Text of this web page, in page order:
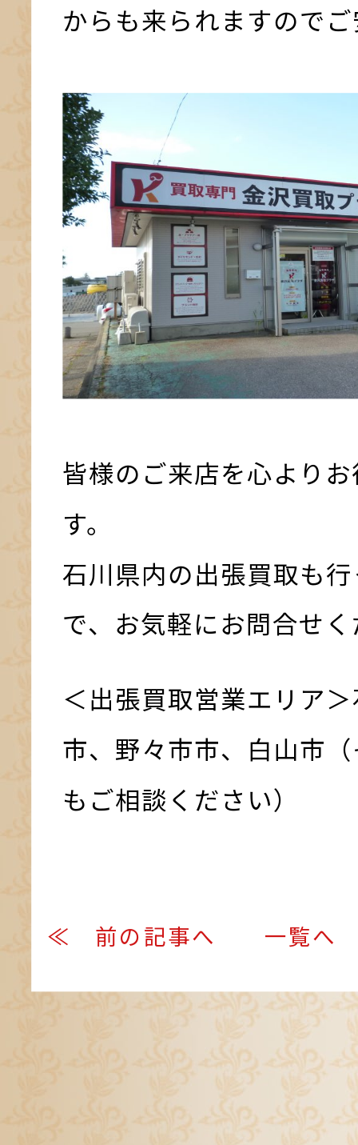
からも来られますので
皆様のご来店を心より
す。
石川県内の出張買取も
で、お気軽にお問合せ
＜出張買取営業エリア
市、野々市市、白山市
もご相談ください）
≪ 前の記事へ 一覧へ